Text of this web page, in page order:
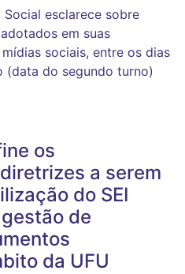
esclarece sobre
em suas
sociais, entre os dias
(data do segundo turno)
os
a serem
do SEI
de
da UFU